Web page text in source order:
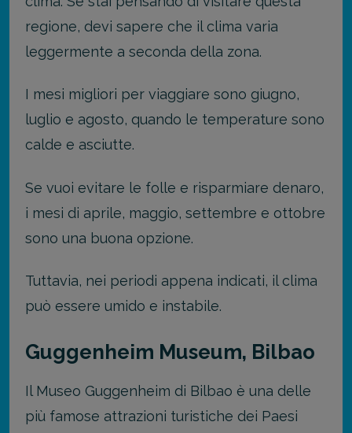
regione, devi sapere che il clima varia
leggermente a seconda della zona.
I mesi migliori per viaggiare sono giugno,
luglio e agosto, quando le temperature sono
calde e asciutte.
Se vuoi evitare le folle e risparmiare denaro,
i mesi di aprile, maggio, settembre e ottobre
sono una buona opzione.
Tuttavia, nei periodi appena indicati, il clima
può essere umido e instabile.
Guggenheim Museum, Bilbao
Il Museo Guggenheim di Bilbao è una delle
più famose attrazioni turistiche dei Paesi